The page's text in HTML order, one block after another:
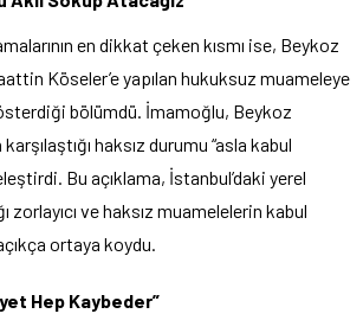
en dikkat çeken kısmı ise, Beykoz
Köseler’e yapılan hukuksuz muameleye
bölümdü. İmamoğlu, Beykoz
karşılaştığı haksız durumu “asla kabul
Bu açıklama, İstanbul’daki yerel
zorlayıcı ve haksız muamelelerin kabul
ortaya koydu.
Hep Kaybeder”